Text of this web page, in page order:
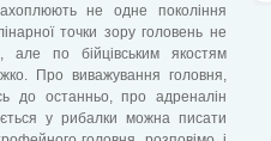
не одне покоління
точки зору головень не
але по бійцівським якостям
Про виважування головня,
до останньо, про адреналін
у рибалки можна писати